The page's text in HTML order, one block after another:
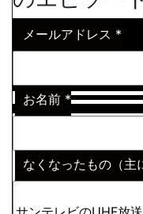
メールアドレス *
お名前 *
なくなったもの（主